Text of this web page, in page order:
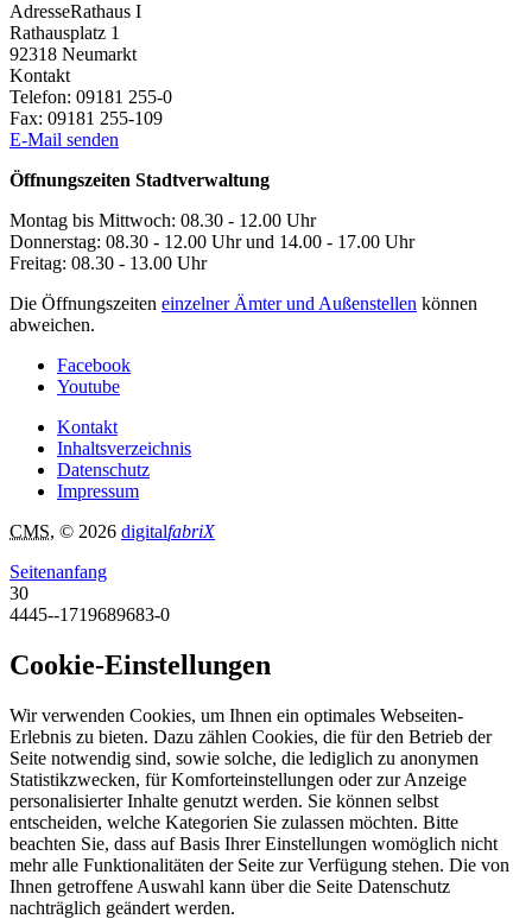
AdresseRathaus I
Rathausplatz 1
92318 Neumarkt
Kontakt
Telefon: 09181 255-0
Fax: 09181 255-109
E-Mail senden
Öffnungszeiten Stadtverwaltung
Montag bis Mittwoch: 08.30 - 12.00 Uhr
Donnerstag: 08.30 - 12.00 Uhr und 14.00 - 17.00 Uhr
Freitag: 08.30 - 13.00 Uhr
Die Öffnungszeiten einzelner Ämter und Außenstellen können
abweichen.
Facebook
Youtube
Kontakt
Inhaltsverzeichnis
Datenschutz
Impressum
CMS, © 2026 digitalfabriX
Seitenanfang
30
4445--1719689683-0
Cookie-Einstellungen
Wir verwenden Cookies, um Ihnen ein optimales Webseiten-
Erlebnis zu bieten. Dazu zählen Cookies, die für den Betrieb der
Seite notwendig sind, sowie solche, die lediglich zu anonymen
Statistikzwecken, für Komforteinstellungen oder zur Anzeige
personalisierter Inhalte genutzt werden. Sie können selbst
entscheiden, welche Kategorien Sie zulassen möchten. Bitte
beachten Sie, dass auf Basis Ihrer Einstellungen womöglich nicht
mehr alle Funktionalitäten der Seite zur Verfügung stehen. Die von
Ihnen getroffene Auswahl kann über die Seite Datenschutz
nachträglich geändert werden.